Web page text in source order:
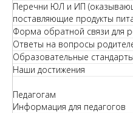
Перечни ЮЛ и ИП
поставляющие продукты
Форма обратной связи для
Ответы на вопросы
Образовательные
Наши достижения
Педагогам
Информация для педагогов